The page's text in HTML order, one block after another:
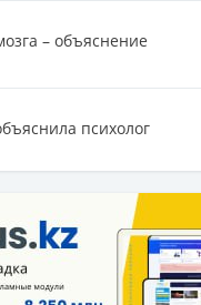
– объяснение
психолог